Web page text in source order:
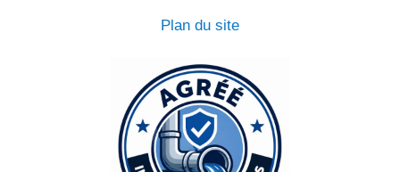
Plan du site